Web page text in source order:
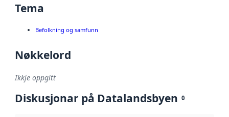
Tema
Befolkning og samfunn
Nøkkelord
Ikkje oppgitt
Diskusjonar på Datalandsbyen 0